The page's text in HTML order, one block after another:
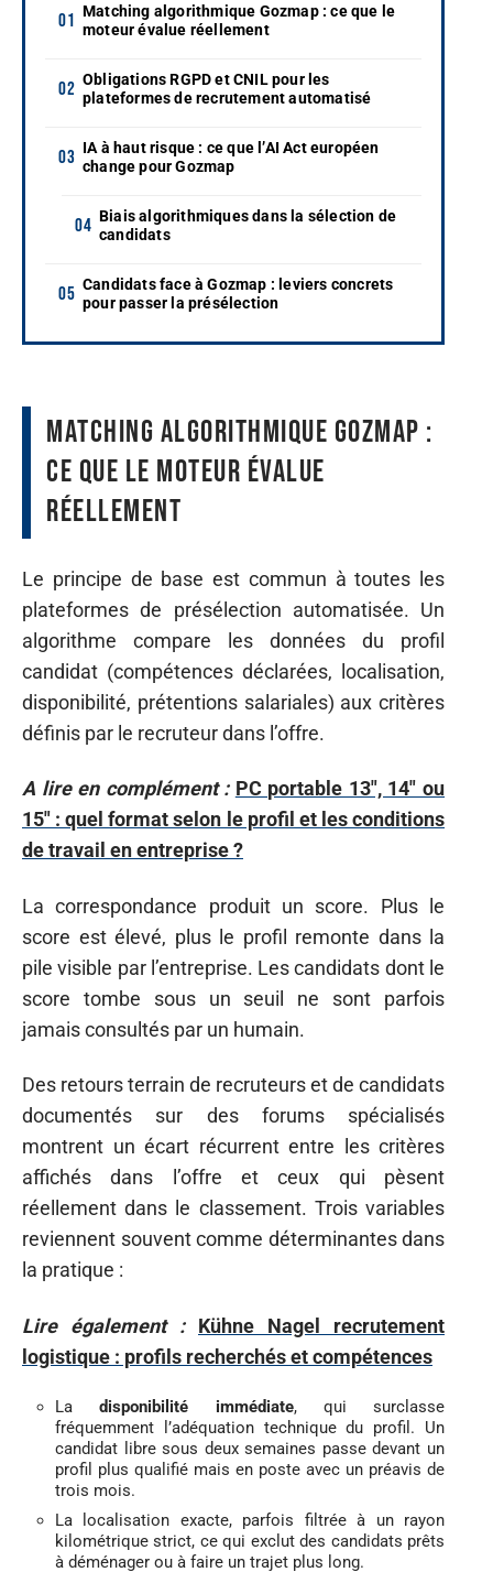
Matching algorithmique Gozmap : ce que le
moteur évalue réellement
Obligations RGPD et CNIL pour les
plateformes de recrutement automatisé
IA à haut risque : ce que l’AI Act européen
change pour Gozmap
Biais algorithmiques dans la sélection de
candidats
Candidats face à Gozmap : leviers concrets
pour passer la présélection
Matching algorithmique Gozmap :
ce que le moteur évalue
réellement
Le principe de base est commun à toutes les
plateformes de présélection automatisée. Un
algorithme compare les données du profil
candidat (compétences déclarées, localisation,
disponibilité, prétentions salariales) aux critères
définis par le recruteur dans l’offre.
A lire en complément : PC portable 13", 14" ou
15" : quel format selon le profil et les conditions
de travail en entreprise ?
La correspondance produit un score. Plus le
score est élevé, plus le profil remonte dans la
pile visible par l’entreprise. Les candidats dont le
score tombe sous un seuil ne sont parfois
jamais consultés par un humain.
Des retours terrain de recruteurs et de candidats
documentés sur des forums spécialisés
montrent un écart récurrent entre les critères
affichés dans l’offre et ceux qui pèsent
réellement dans le classement. Trois variables
reviennent souvent comme déterminantes dans
la pratique :
Lire également :
Kühne Nagel recrutement
logistique : profils recherchés et compétences
Ladisponibilité immédiate, qui surclasse
fréquemment l’adéquation technique du profil. Un
candidat libre sous deux semaines passe devant un
profil plus qualifié mais en poste avec un préavis de
trois mois.
La localisation exacte, parfois filtrée à un rayon
kilométrique strict, ce qui exclut des candidats prêts
à déménager ou à faire un trajet plus long.